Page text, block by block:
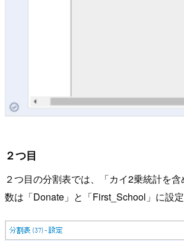
２つ目
２つ目の分割表では、「カイ2乗統計を
数は「Donate」と「First_School」に設定